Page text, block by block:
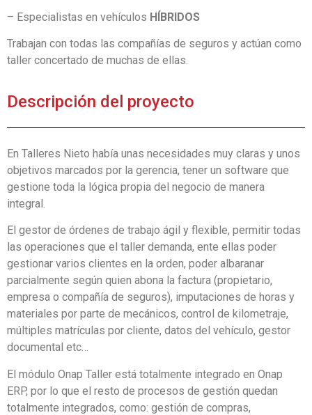
– Especialistas en vehículos HÍBRIDOS
Trabajan con todas las compañías de seguros y actúan como
taller concertado de muchas de ellas.
Descripción del proyecto
En Talleres Nieto había unas necesidades muy claras y unos
objetivos marcados por la gerencia, tener un software que
gestione toda la lógica propia del negocio de manera
integral.
El gestor de órdenes de trabajo ágil y flexible, permitir todas
las operaciones que el taller demanda, ente ellas poder
gestionar varios clientes en la orden, poder albaranar
parcialmente según quien abona la factura (propietario,
empresa o compañía de seguros), imputaciones de horas y
materiales por parte de mecánicos, control de kilometraje,
múltiples matrículas por cliente, datos del vehículo, gestor
documental etc…
El módulo Onap Taller está totalmente integrado en Onap
ERP, por lo que el resto de procesos de gestión quedan
totalmente integrados, como: gestión de compras,